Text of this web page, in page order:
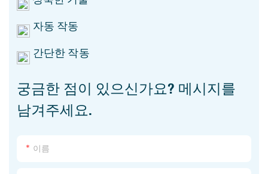
자동 작동
간단한 작동
궁금한 점이 있으신가요? 메시지를
남겨주세요.
이름